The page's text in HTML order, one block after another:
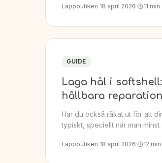
Lappbutiken·18 april 2026· 11 min
GUIDE
Laga hål i
hållbara
Har du också råkat ut för att
typiskt, speciellt när man
Lappbutiken·18 april 2026· 12 min